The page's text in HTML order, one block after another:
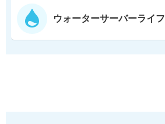
ウォーターサーバーライフ